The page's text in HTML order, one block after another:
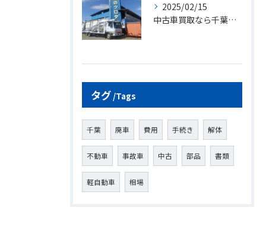
2025/02/15
中古車買取なら千葉県四街道市の黒田商会へ！動かない車もご相談ください
タグ Tags
千葉 廃車 費用 手続き 解体
不動車 事故車 中古 部品 書類
軽自動車 相場